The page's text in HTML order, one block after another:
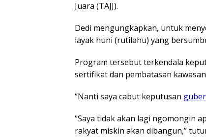
Juara (TAJJ).
Dedi mengungkapkan, untuk
layak huni (rutilahu) yang
Program tersebut terkendala
sertifikat dan pembatasan
“Nanti saya cabut keputusan
“Saya tidak akan lagi ngomongin
rakyat miskin akan dibangun,”